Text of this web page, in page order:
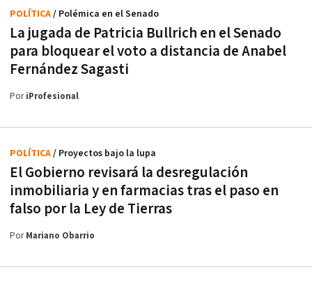
La jugada de Patricia Bullrich en el Senado
para bloquear el voto a distancia de Anabel
Fernández Sagasti
POLÍTICA/ Polémica en el Senado
PoriProfesional
El Gobierno revisará la desregulación
inmobiliaria y en farmacias tras el paso en
falso por la Ley de Tierras
POLÍTICA/ Proyectos bajo la lupa
PorMariano Obarrio